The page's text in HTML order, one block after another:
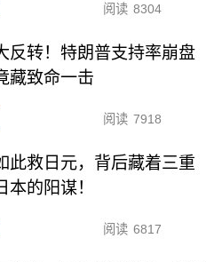
阅读 8304
反转！特朗普支持率崩盘
藏致命一击
阅读 7918
此救日元，背后藏着三重
本的阳谋！
阅读 6817